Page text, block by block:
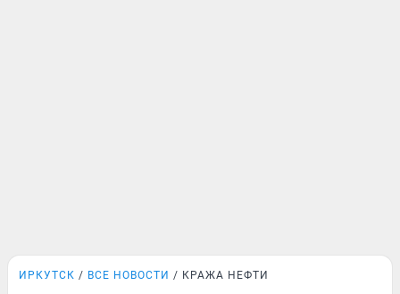
ИРКУТСК ВСЕ НОВОСТИ КРАЖА НЕФТИ